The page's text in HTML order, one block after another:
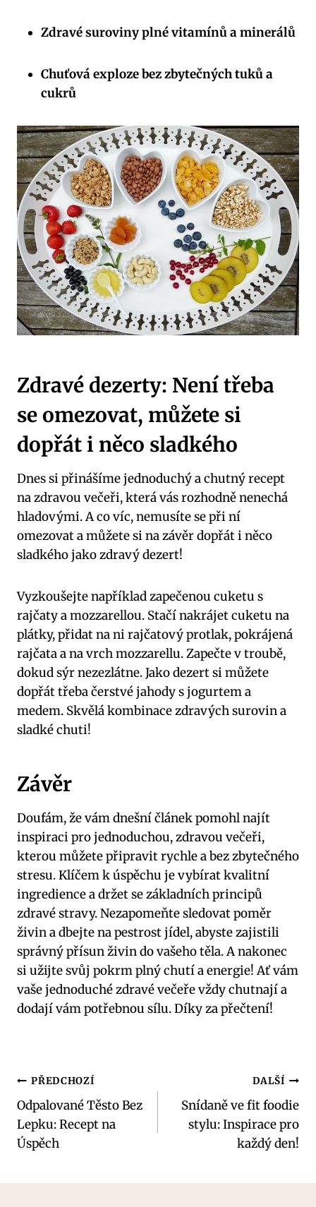
Zdravé suroviny plné vitamínů a minerálů
Chuťová exploze bez zbytečných tuků a
cukrů
Zdravé dezerty: Není třeba
se omezovat, můžete si
dopřát i něco sladkého
Dnes si přinášíme jednoduchý a chutný recept
na zdravou večeři, která vás rozhodně nenechá
hladovými. A co víc, nemusíte se při ní
omezovat a můžete si na závěr dopřát i něco
sladkého jako zdravý dezert!
Vyzkoušejte například zapečenou cuketu s
rajčaty a mozzarellou. Stačí nakrájet cuketu na
plátky, přidat na ni rajčatový protlak, pokrájená
rajčata a na vrch mozzarellu. Zapečte v troubě,
dokud sýr nezezlátne. Jako dezert si můžete
dopřát třeba čerstvé jahody s jogurtem a
medem. Skvělá kombinace zdravých surovin a
sladké chuti!
Závěr
Doufám, že vám dnešní článek pomohl najít
inspiraci pro jednoduchou, zdravou večeři,
kterou můžete připravit rychle a bez zbytečného
stresu. Klíčem k úspěchu je vybírat kvalitní
ingredience a držet se základních principů
zdravé stravy. Nezapomeňte sledovat poměr
živin a dbejte na pestrost jídel, abyste zajistili
správný přísun živin do vašeho těla. A nakonec
si užijte svůj pokrm plný chutí a energie! Ať vám
vaše jednoduché zdravé večeře vždy chutnají a
dodají vám potřebnou sílu. Díky za přečtení!
Navigace
pro
příspěvek
PŘEDCHOZÍ
Odpalované Těsto Bez
Lepku: Recept na
Úspěch
DALŠÍ
Snídaně ve fit foodie
stylu: Inspirace pro
každý den!